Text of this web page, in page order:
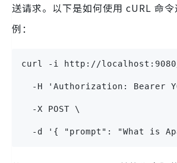
送请求。以下是如何使用 cURL 命
例：
curl -i http://localhost:9080/
-H 'Authorization: Bearer
  -X POST \
-d '{ "prompt": "What is